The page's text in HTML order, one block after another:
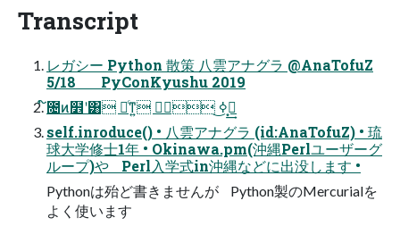
Transcript
レガシー Python 散策 八雲アナグラ @AnaTofuZ
5/18 PyConKyushu 2019
self.inroduce() • 八雲アナグラ (id:AnaTofuZ) • 琉
球大学修士1年 • Okinawa.pm(沖縄Perlユーザーグ
ループ)や Perl入学式in沖縄などに出没します •
Pythonは殆ど書きませんが Python製のMercurialを
よく使います